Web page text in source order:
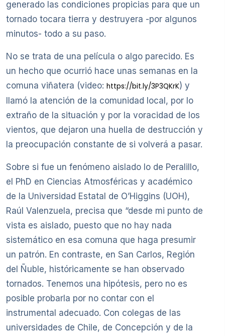
generado las condiciones propicias para que un
tornado tocara tierra y destruyera -por algunos
minutos- todo a su paso.
No se trata de una película o algo parecido. Es
un hecho que ocurrió hace unas semanas en la
comuna viñatera (video: https://bit.ly/3P3QKrK) y
llamó la atención de la comunidad local, por lo
extraño de la situación y por la voracidad de los
vientos, que dejaron una huella de destrucción y
la preocupación constante de si volverá a pasar.
Sobre si fue un fenómeno aislado lo de Peralillo,
el PhD en Ciencias Atmosféricas y académico
de la Universidad Estatal de O’Higgins (UOH),
Raúl Valenzuela, precisa que “desde mi punto de
vista es aislado, puesto que no hay nada
sistemático en esa comuna que haga presumir
un patrón. En contraste, en San Carlos, Región
del Ñuble, históricamente se han observado
tornados. Tenemos una hipótesis, pero no es
posible probarla por no contar con el
instrumental adecuado. Con colegas de las
universidades de Chile, de Concepción y de la